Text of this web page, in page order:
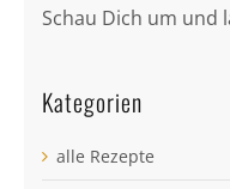
Schau Dich um und
Kategorien
alle Rezepte